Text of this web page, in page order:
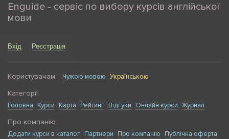
Enguide - сервіс по вибору курсів англійської
мови
Вхід Реєстрація
Користувачам Чужою мовою Українською
Категорії
Головна Курси Карта Рейтинг Відгуки Онлайн курси Журнал
Про компанію
Додати курси в каталог Партнери Про компанію
Публічна оферта